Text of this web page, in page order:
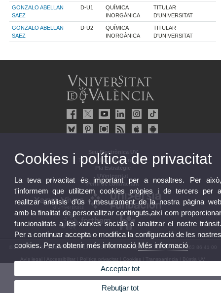
GONZALO ABELLAN
SAEZ
D-U1
QUÍMICA
INORGÀNICA
TITULAR
D'UNIVERSITAT
GONZALO ABELLAN
SAEZ
D-U2
QUÍMICA
INORGÀNICA
TITULAR
D'UNIVERSITAT
Seu Electrònica UV
Tauler oficial d'anuncis UV
Pla Estratègic
UVintegritat
Perfil de contractant
© 2026 UV. - Av. Blasco Ibáñez, 13. 46010 València. Espanya. Tel. UV: (+34) 963 86 41 00
Avís legal Accessibilitat Política privacitat Cookies Transparència Bústia UV
Cookies i política de privacitat
La teva privacitat és important per a nosaltres. Per
t'informem que utilitzem cookies pròpies i de tercers per
realitzar anàlisis d'ús i mesurament de la nostra pàgina
amb la finalitat de personalitzar continguts,així com
funcionalitats a les xarxes socials o analitzar el nostre
Per a continuar accepta o modifica la configuració de les
cookies. Per a obtenir més informació Més informació
Acceptar tot
Rebutjar tot